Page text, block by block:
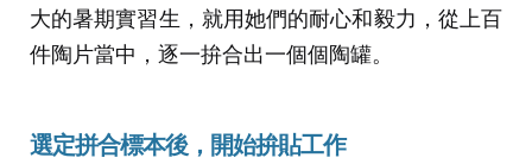
大的暑期實習生，就用她們的耐心和毅力，從上百
件陶片當中，逐一拚合出一個個陶罐。
選定拼合標本後，開始拚貼工作